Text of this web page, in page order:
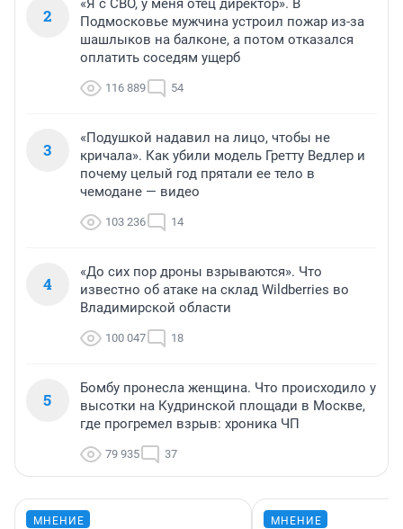
2
«Я с СВО, у меня отец директор». В
Подмосковье мужчина устроил пожар из-за
шашлыков на балконе, а потом отказался
оплатить соседям ущерб
116 889 54
3
«Подушкой надавил на лицо, чтобы не
кричала». Как убили модель Гретту Ведлер и
почему целый год прятали ее тело в
чемодане — видео
103 236 14
4
«До сих пор дроны взрываются». Что
известно об атаке на склад Wildberries во
Владимирской области
100 047 18
5
Бомбу пронесла женщина. Что происходило у
высотки на Кудринской площади в Москве,
где прогремел взрыв: хроника ЧП
79 935 37
МНЕНИЕ МНЕНИЕ